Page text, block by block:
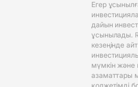
Егер
дайын
ұсынылады.
кезеңінде
мүмкін және
азаматтары